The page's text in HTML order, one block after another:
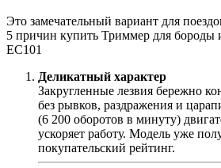
Это замечательный вариант для
5 причин купить Триммер для бороды
EC101
Деликатный характер
Закругленные лезвия бережно
без рывков, раздражения и
(6 200 оборотов в минуту)
ускоряет работу. Модель уже
покупательский рейтинг.